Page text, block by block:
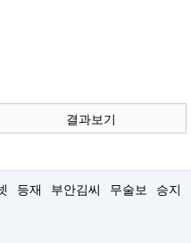
결과보기
등재 부안김씨 무술보 승지